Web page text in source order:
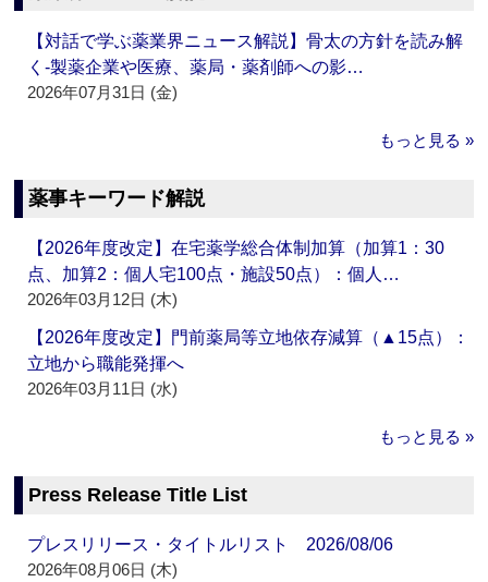
【対話で学ぶ薬業界ニュース解説】骨太の方針を読み解
く‐製薬企業や医療、薬局・薬剤師への影…
2026年07月31日 (金)
もっと見る »
薬事キーワード解説
【2026年度改定】在宅薬学総合体制加算（加算1：30
点、加算2：個人宅100点・施設50点）：個人…
2026年03月12日 (木)
【2026年度改定】門前薬局等立地依存減算（▲15点）：
立地から職能発揮へ
2026年03月11日 (水)
もっと見る »
Press Release Title List
プレスリリース・タイトルリスト 2026/08/06
2026年08月06日 (木)